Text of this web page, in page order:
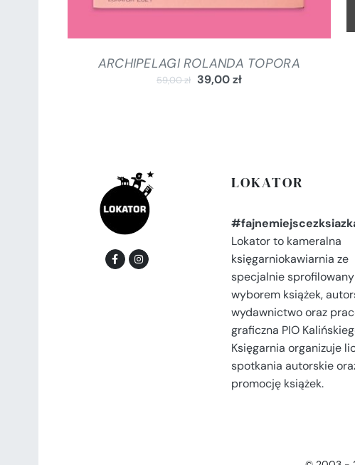
ARCHIPELAGI ROLANDA TOPORA
59,00zł 39,00zł
LOKATOR
Lokator to kameralna
księgarniokawiarnia ze
specjalnie
wyborem książek,
wydawnictwo oraz
graficzna PIO
Księgarnia organizuje
spotkania autorskie
promocję książek.